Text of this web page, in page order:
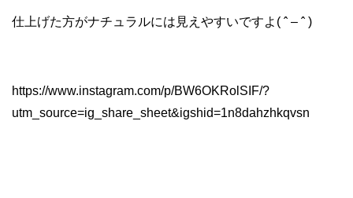
仕上げた方がナチュラルには見えやすいですよ( ˆ – ˆ )
https://www.instagram.com/p/BW6OKRolSIF/?
utm_source=ig_share_sheet&igshid=1n8dahzhkqvsn